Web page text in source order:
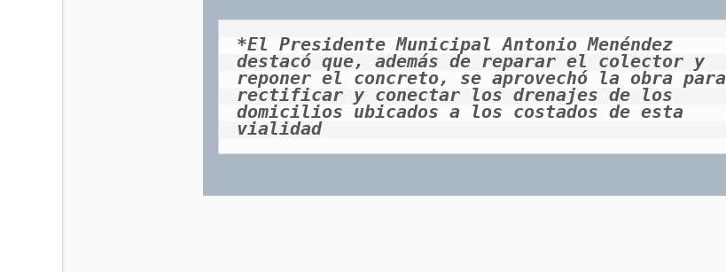
*El Presidente Municipal Antonio Menéndez
destacó que, además de reparar el colector y
reponer el concreto, se aprovechó la obra para
rectificar y conectar los drenajes de los
domicilios ubicados a los costados de esta
vialidad